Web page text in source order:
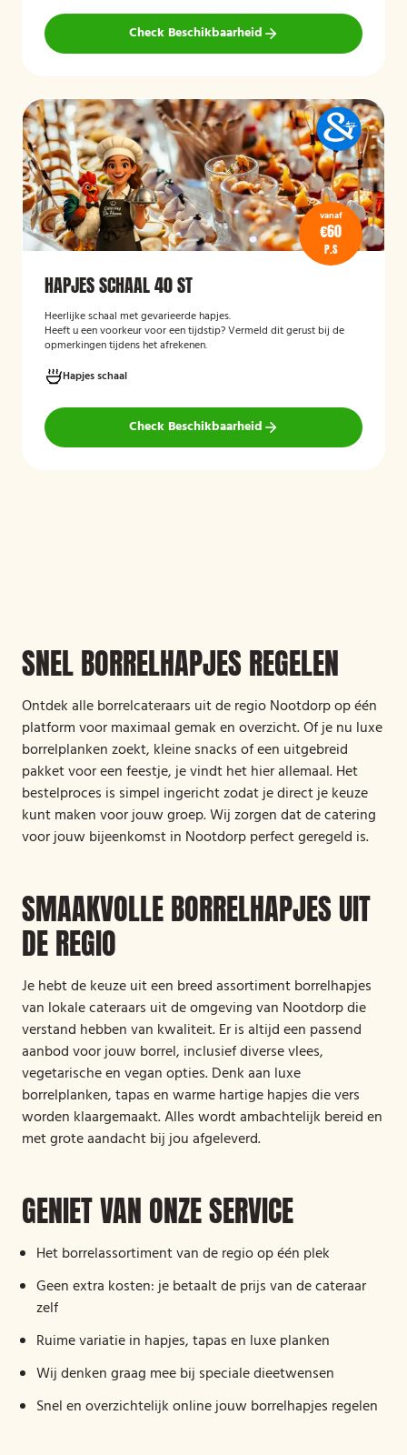
Check Beschikbaarheid
vanaf
€60
P.S
HAPJES SCHAAL 40 ST
Heerlijke schaal met gevarieerde hapjes.
Heeft u een voorkeur voor een tijdstip? Vermeld dit gerust bij de
opmerkingen tijdens het afrekenen.
Hapjes schaal
Check Beschikbaarheid
SNEL BORRELHAPJES REGELEN
Ontdek alle borrelcateraars uit de regio Nootdorp op één
platform voor maximaal gemak en overzicht. Of je nu luxe
borrelplanken zoekt, kleine snacks of een uitgebreid
pakket voor een feestje, je vindt het hier allemaal. Het
bestelproces is simpel ingericht zodat je direct je keuze
kunt maken voor jouw groep. Wij zorgen dat de catering
voor jouw bijeenkomst in Nootdorp perfect geregeld is.
SMAAKVOLLE BORRELHAPJES UIT
DE REGIO
Je hebt de keuze uit een breed assortiment borrelhapjes
van lokale cateraars uit de omgeving van Nootdorp die
verstand hebben van kwaliteit. Er is altijd een passend
aanbod voor jouw borrel, inclusief diverse vlees,
vegetarische en vegan opties. Denk aan luxe
borrelplanken, tapas en warme hartige hapjes die vers
worden klaargemaakt. Alles wordt ambachtelijk bereid en
met grote aandacht bij jou afgeleverd.
GENIET VAN ONZE SERVICE
Het borrelassortiment van de regio op één plek
Geen extra kosten: je betaalt de prijs van de cateraar
zelf
Ruime variatie in hapjes, tapas en luxe planken
Wij denken graag mee bij speciale dieetwensen
Snel en overzichtelijk online jouw borrelhapjes regelen